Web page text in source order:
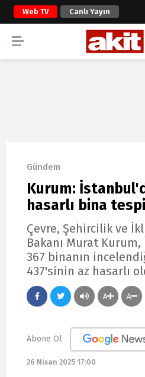
Web TV Canlı Yayın
Gündem
Kurum:
hasarlı bina
Çevre, Şehircilik ve
Bakanı Murat
367 binanın
437'sinin az hasarlı
A A
Abone Ol
26 Nisan 2025 17:00